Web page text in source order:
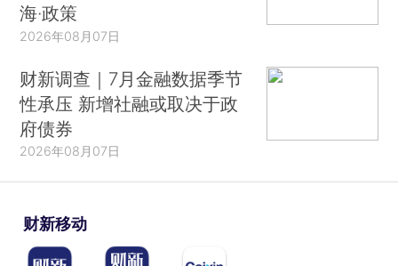
海·政策
2026年08月07日
财新调查｜7月金融数据季节
性承压 新增社融或取决于政
府债券
2026年08月07日
财新移动